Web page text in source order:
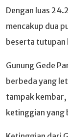
Dengan luas
mencakup dua
beserta tutupan
Gunung Gede
berbeda yang
tampak
ketinggian yang